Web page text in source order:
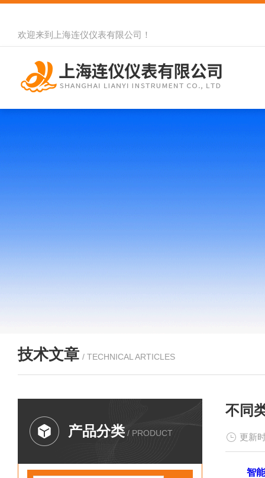
欢迎来到 上海连仪仪表有限公司 ！
技术文章 / TECHNICAL ARTICLES
产品分类 / PRODUCT
不同
更新
智